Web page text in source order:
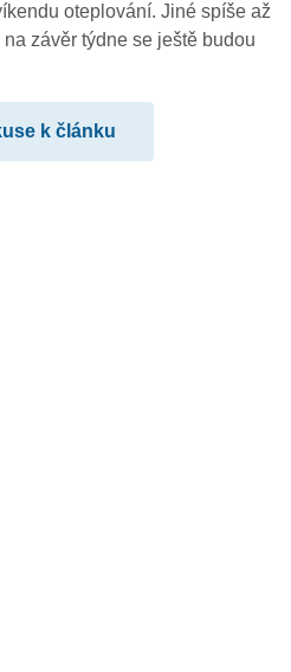
oteplování. Jiné spíše až
závěr týdne se ještě budou
k článku